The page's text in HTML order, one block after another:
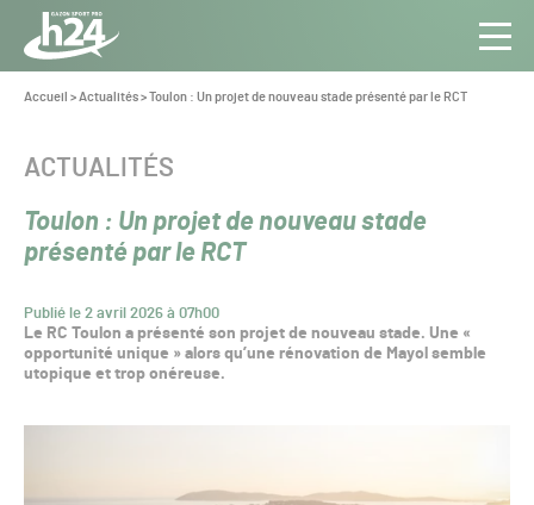
Panneau de gestion des cookies
Aller au contenu
Toute
l’info
Pro
Vous
Accueil >Actualités>Toulon : Un projet de nouveau stade présenté par le RCT
Toulon : Un projet de nouveau stade
présenté par le RCT
Publié le 2 avril 2026 à 07h00
CATÉGORIE :
ACTUALITÉS
Le RC Toulon a présenté son projet de nouveau stade. Une «
opportunité unique » alors qu’une rénovation de Mayol semble
utopique et trop onéreuse.